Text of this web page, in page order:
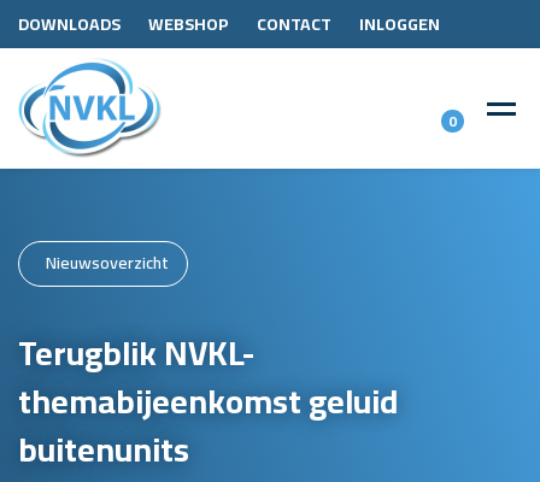
DOWNLOADS WEBSHOP CONTACT INLOGGEN
0
Nieuwsoverzicht
Terugblik NVKL-
themabijeenkomst geluid
buitenunits